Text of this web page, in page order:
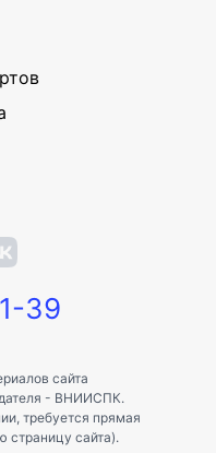
39
сайта
- ВНИИСПК.
требуется прямая
страницу сайта).